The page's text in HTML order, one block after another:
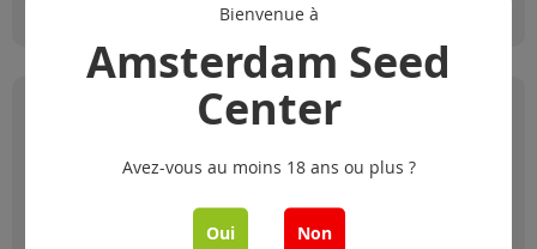
sur votre première commande !
spéciales et mises à jour de produits.
Bienvenue à
Amsterdam Seed
Center
Avez-vous au moins 18 ans ou plus ?
Oui Non